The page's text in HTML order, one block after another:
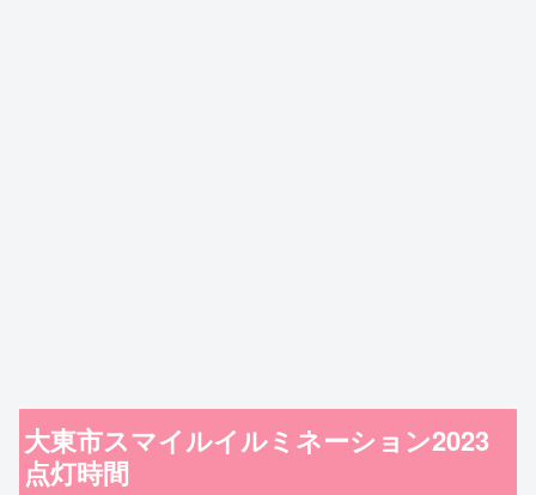
大東市スマイルイルミネーション2023
点灯時間